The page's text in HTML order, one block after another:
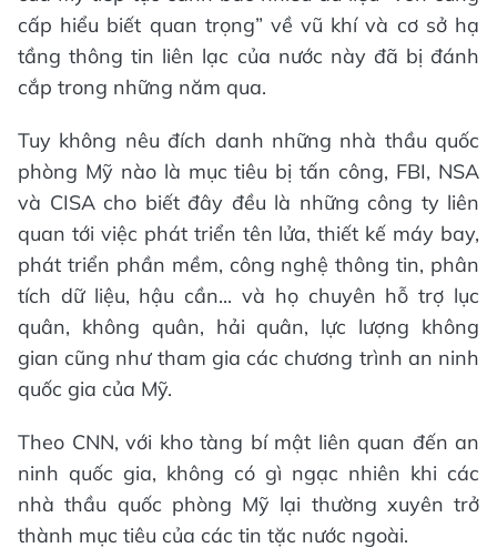
cấp hiểu biết quan trọng” về vũ khí và cơ sở hạ
tầng thông tin liên lạc của nước này đã bị đánh
cắp trong những năm qua.
Tuy không nêu đích danh những nhà thầu quốc
phòng Mỹ nào là mục tiêu bị tấn công, FBI, NSA
và CISA cho biết đây đều là những công ty liên
quan tới việc phát triển tên lửa, thiết kế máy bay,
phát triển phần mềm, công nghệ thông tin, phân
tích dữ liệu, hậu cần... và họ chuyên hỗ trợ lục
quân, không quân, hải quân, lực lượng không
gian cũng như tham gia các chương trình an ninh
quốc gia của Mỹ.
Theo CNN, với kho tàng bí mật liên quan đến an
ninh quốc gia, không có gì ngạc nhiên khi các
nhà thầu quốc phòng Mỹ lại thường xuyên trở
thành mục tiêu của các tin tặc nước ngoài.